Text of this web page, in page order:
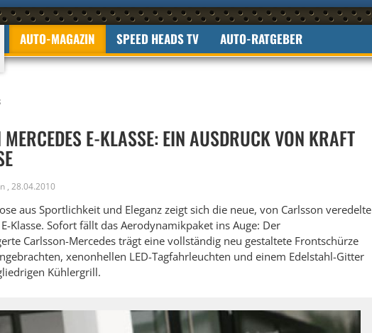
AUTO-MAGAZIN SPEED HEADS TV AUTO-RATGEBER
E-KLASSE: EIN AUSDRUCK VON KRAFT
, 28.04.2010
aus Sportlichkeit und Eleganz zeigt sich die neue, von Carlsson veredelte
Klasse. Sofort fällt das Aerodynamikpaket ins Auge: Der
Carlsson-Mercedes trägt eine vollständig neu gestaltete Frontschürze
xenonhellen LED-Tagfahrleuchten und einem Edelstahl-Gitter
Kühlergrill.